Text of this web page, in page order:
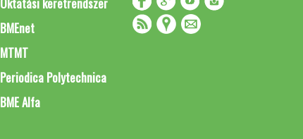
BMEnet
MTMT
Periodica Polytechnica
BME Alfa